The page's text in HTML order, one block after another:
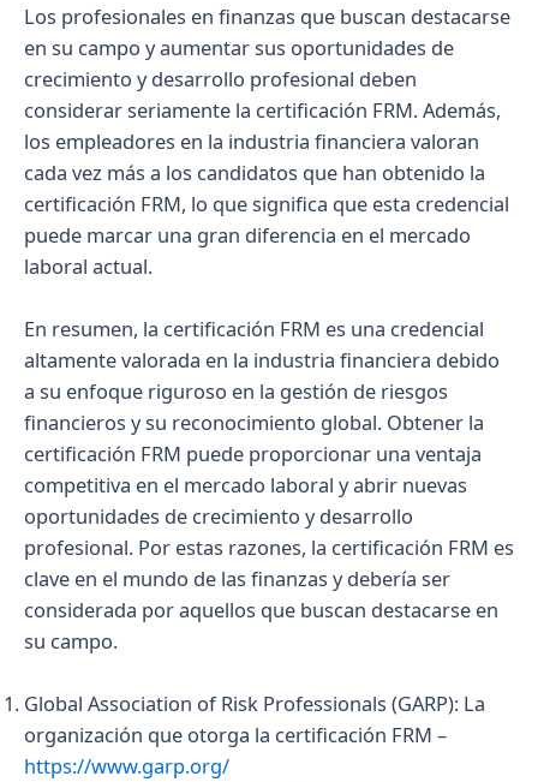
Los profesionales en finanzas que buscan destacarse
en su campo y aumentar sus oportunidades de
crecimiento y desarrollo profesional deben
considerar seriamente la certificación FRM. Además,
los empleadores en la industria financiera valoran
cada vez más a los candidatos que han obtenido la
certificación FRM, lo que significa que esta credencial
puede marcar una gran diferencia en el mercado
laboral actual.
En resumen, la certificación FRM es una credencial
altamente valorada en la industria financiera debido
a su enfoque riguroso en la gestión de riesgos
financieros y su reconocimiento global. Obtener la
certificación FRM puede proporcionar una ventaja
competitiva en el mercado laboral y abrir nuevas
oportunidades de crecimiento y desarrollo
profesional. Por estas razones, la certificación FRM es
clave en el mundo de las finanzas y debería ser
considerada por aquellos que buscan destacarse en
su campo.
Global Association of Risk Professionals (GARP): La
organización que otorga la certificación FRM –
https://www.garp.org/